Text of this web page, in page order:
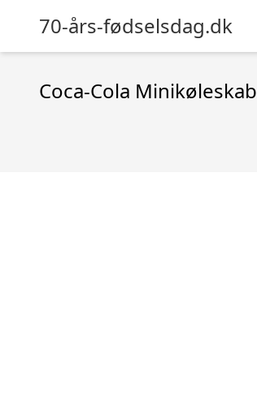
70-års-fødselsdag.dk
Coca-Cola Minikøleskab